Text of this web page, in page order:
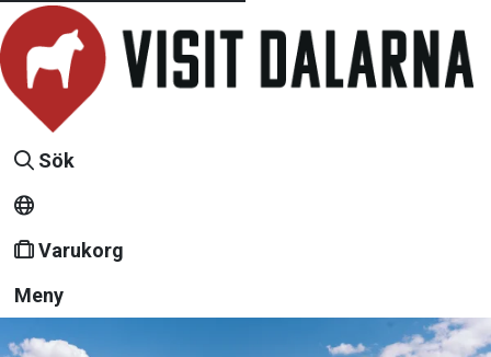
Sök
Varukorg
Meny